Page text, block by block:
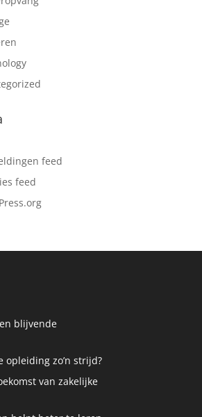
feed
feed
blijvende
zo’n strijd?
van zakelijke